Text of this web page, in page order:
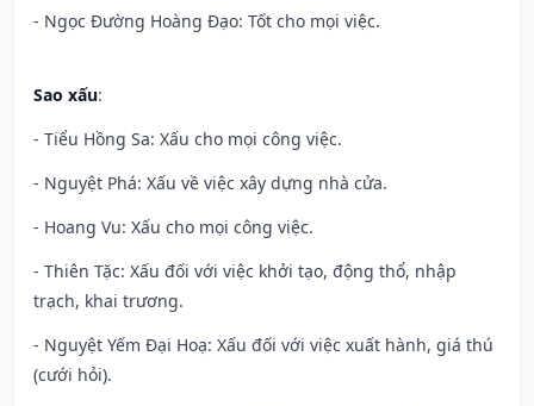
- Ngọc Đường Hoàng Đạo: Tốt cho mọi việc.
Sao xấu:
- Tiểu Hồng Sa: Xấu cho mọi công việc.
- Nguyệt Phá: Xấu về việc xây dựng nhà cửa.
- Hoang Vu: Xấu cho mọi công việc.
- Thiên Tặc: Xấu đối với việc khởi tạo, động thổ, nhập
trạch, khai trương.
- Nguyệt Yếm Đại Hoạ: Xấu đối với việc xuất hành, giá thú
(cưới hỏi).